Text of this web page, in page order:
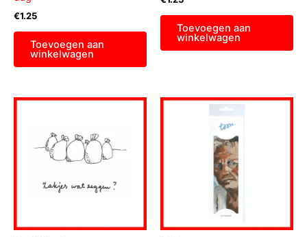
€1.25
Toevoegen aan
winkelwagen
Toevoegen aan
winkelwagen